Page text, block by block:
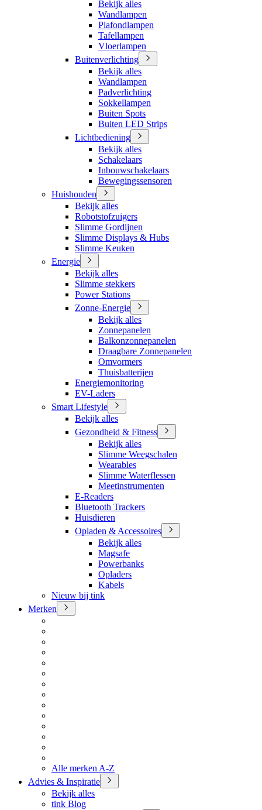
Bekijk alles
Wandlampen
Plafondlampen
Tafellampen
Vloerlampen
Buitenverlichting
Bekijk alles
Wandlampen
Padverlichting
Sokkellampen
Buiten Spots
Buiten LED Strips
Lichtbediening
Bekijk alles
Schakelaars
Inbouwschakelaars
Bewegingssensoren
Huishouden
Bekijk alles
Robotstofzuigers
Slimme Gordijnen
Slimme Displays & Hubs
Slimme Keuken
Energie
Bekijk alles
Slimme stekkers
Power Stations
Zonne-Energie
Bekijk alles
Zonnepanelen
Balkonzonnepanelen
Draagbare Zonnepanelen
Omvormers
Thuisbatterijen
Energiemonitoring
EV-Laders
Smart Lifestyle
Bekijk alles
Gezondheid & Fitness
Bekijk alles
Slimme Weegschalen
Wearables
Slimme Waterflessen
Meetinstrumenten
E-Readers
Bluetooth Trackers
Huisdieren
Opladen & Accessoires
Bekijk alles
Magsafe
Powerbanks
Opladers
Kabels
Nieuw bij tink
Merken
Alle merken A-Z
Advies & Inspiratie
Bekijk alles
tink Blog